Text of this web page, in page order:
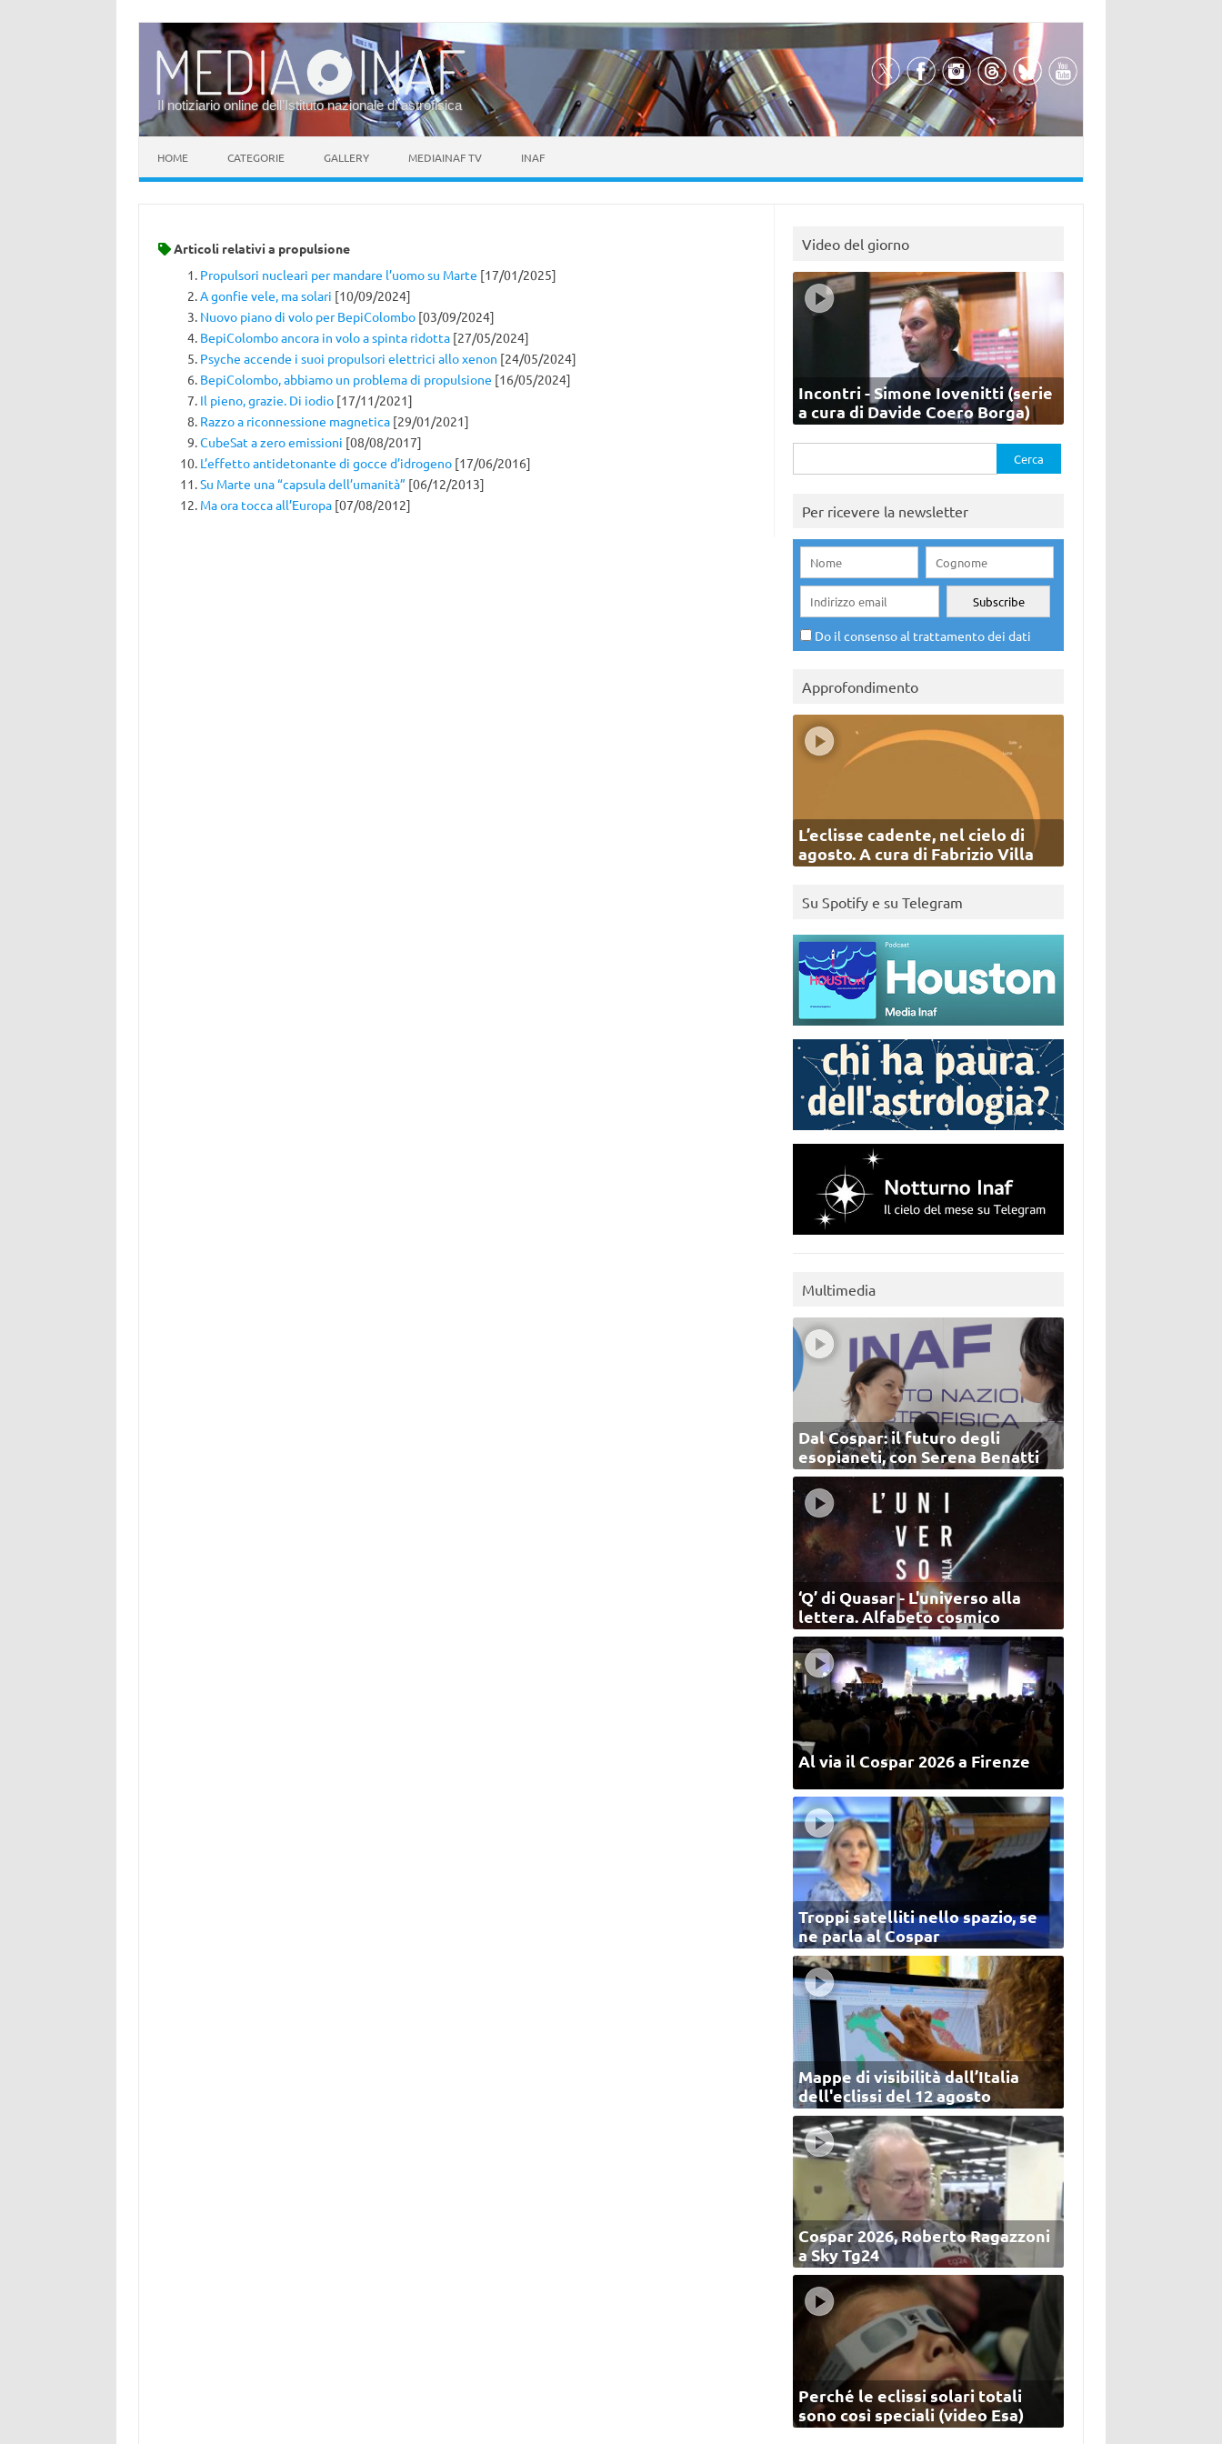
Il notiziario online dell’Istituto nazionale di astrofisica
HOME CATEGORIE GALLERY MEDIAINAF TV INAF
Articoli relativi a propulsione
Propulsori nucleari per mandare l’uomo su Marte [17/01/2025]
A gonfie vele, ma solari [10/09/2024]
Nuovo piano di volo per BepiColombo[03/09/2024]
BepiColombo ancora in volo a spinta ridotta[27/05/2024]
Psyche accende i suoi propulsori elettrici allo xenon [24/05/2024]
BepiColombo, abbiamo un problema di propulsione [16/05/2024]
Il pieno, grazie. Di iodio[17/11/2021]
Razzo a riconnessione magnetica[29/01/2021]
CubeSat a zero emissioni [08/08/2017]
L’effetto antidetonante di gocce d’idrogeno[17/06/2016]
Su Marte una “capsula dell’umanità” [06/12/2013]
Ma ora tocca all’Europa[07/08/2012]
Video del giorno
Incontri - Simone Iovenitti (serie
a cura di Davide Coero Borga)
per:
Per ricevere la newsletter
Do il consenso al trattamento dei dati
Approfondimento
L’eclisse cadente, nel cielo di
agosto. A cura di Fabrizio Villa
Su Spotify e su Telegram
Multimedia
Dal Cospar: il futuro degli
esopianeti, con Serena Benatti
‘Q’ di Quasar - L'universo alla
lettera. Alfabeto cosmico
Al via il Cospar 2026 a Firenze
Troppi satelliti nello spazio, se
ne parla al Cospar
Mappe di visibilità dall’Italia
dell'eclissi del 12 agosto
Cospar 2026, Roberto Ragazzoni
a Sky Tg24
Perché le eclissi solari totali
sono così speciali (video Esa)